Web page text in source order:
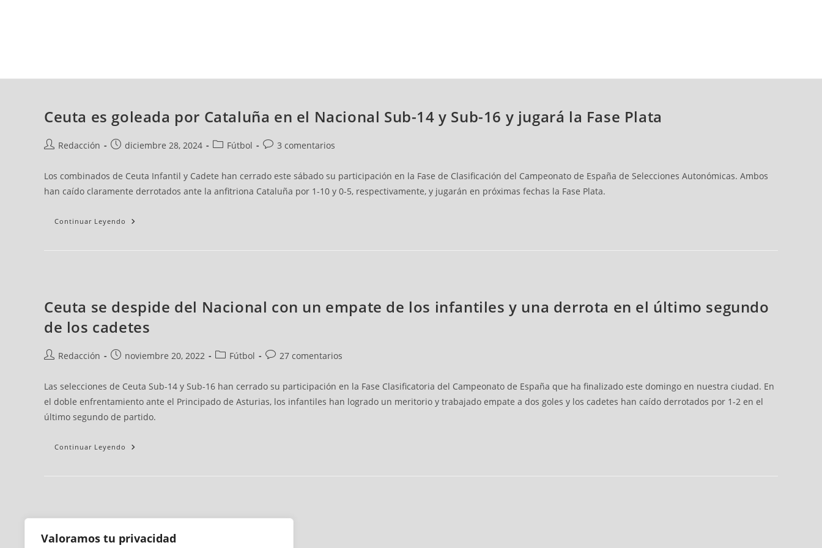
Valoramos tu privacidad
Ceuta es goleada por Cataluña en el Nacional Sub-14 y Sub-16 y jugará la Fase Plata
Redacción diciembre 28, 2024 Fútbol 3 comentarios
Los combinados de Ceuta Infantil y Cadete han cerrado este sábado su participación en la Fase de Clasificación del Campeonato de España de Selecciones Autonómicas. Ambos
han caído claramente derrotados ante la anfitriona Cataluña por 1-10 y 0-5, respectivamente, y jugarán en próximas fechas la Fase Plata.
Continuar Leyendo
Ceuta se despide del Nacional con un empate de los infantiles y una derrota en el último segundo
de los cadetes
Redacción noviembre 20, 2022 Fútbol 27 comentarios
Las selecciones de Ceuta Sub-14 y Sub-16 han cerrado su participación en la Fase Clasificatoria del Campeonato de España que ha finalizado este domingo en nuestra ciudad. En
el doble enfrentamiento ante el Principado de Asturias, los infantiles han logrado un meritorio y trabajado empate a dos goles y los cadetes han caído derrotados por 1-2 en el
último segundo de partido.
Continuar Leyendo